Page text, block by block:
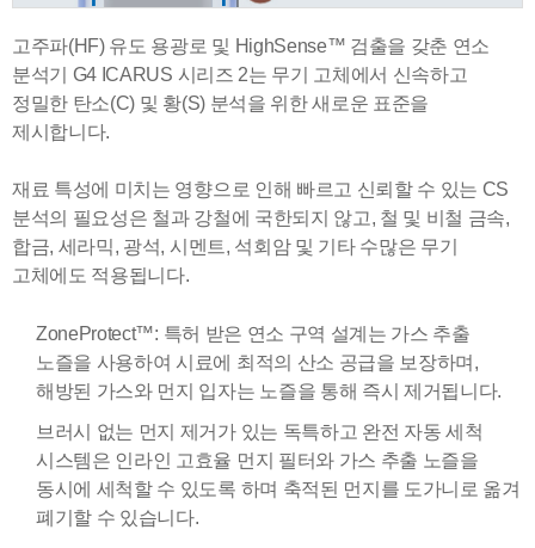
고주파(HF) 유도 용광로 및 HighSense™ 검출을 갖춘 연소
분석기 G4 ICARUS 시리즈 2는 무기 고체에서 신속하고
정밀한 탄소(C) 및 황(S) 분석을 위한 새로운 표준을
제시합니다.
재료 특성에 미치는 영향으로 인해 빠르고 신뢰할 수 있는 CS
분석의 필요성은 철과 강철에 국한되지 않고, 철 및 비철 금속,
합금, 세라믹, 광석, 시멘트, 석회암 및 기타 수많은 무기
고체에도 적용됩니다.
ZoneProtect™: 특허 받은 연소 구역 설계는 가스 추출
노즐을 사용하여 시료에 최적의 산소 공급을 보장하며,
해방된 가스와 먼지 입자는 노즐을 통해 즉시 제거됩니다.
브러시 없는 먼지 제거가 있는 독특하고 완전 자동 세척
시스템은 인라인 고효율 먼지 필터와 가스 추출 노즐을
동시에 세척할 수 있도록 하며 축적된 먼지를 도가니로 옮겨
폐기할 수 있습니다.